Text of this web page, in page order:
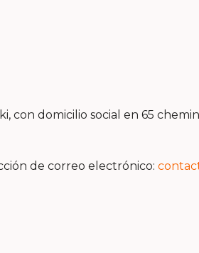
domicilio social en 65
de correo electrónico: